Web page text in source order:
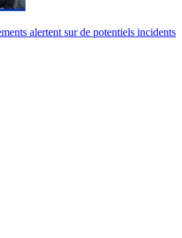
alertent sur de potentiels incidents